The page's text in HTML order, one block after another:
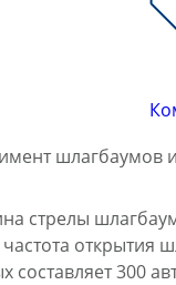
шлагбаумов
стрелы
составляет